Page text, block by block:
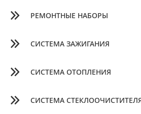
РЕМОНТНЫЕ НАБОРЫ
СИСТЕМА ЗАЖИГАНИЯ
СИСТЕМА ОТОПЛЕНИЯ
СИСТЕМА СТЕКЛООЧИСТИТЕЛЯ